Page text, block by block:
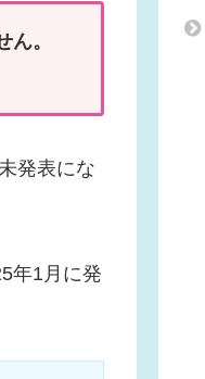
。
発表にな
年1月に発